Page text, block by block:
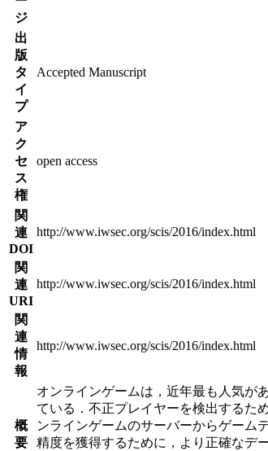
ジ
出
版
タ
イ
プ
Accepted Manuscript
ア
ク
セ
ス
権
open access
関
連
DOI
http://www.iwsec.org/scis/2016/index.html
関
連
URI
http://www.iwsec.org/scis/2016/index.html
関
連
情
報
http://www.iwsec.org/scis/2016/index.html
概
要
オンラインゲームは，近年最も人気が
ている．不正プレイヤーを検出するた
ンラインゲームのサーバーからゲーム
精度を獲得するために，より正確なデ